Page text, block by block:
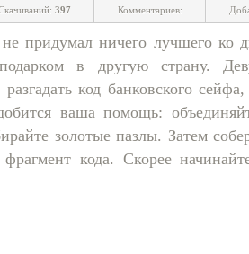
397 Комментариев:
придумал ничего лучшего ко
в другую страну.
код банковского
ваша помощь:
золотые пазлы. Затем
фрагмент кода. Скорее